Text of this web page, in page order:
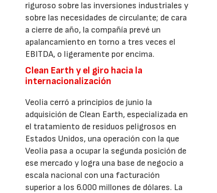
riguroso sobre las inversiones industriales y
sobre las necesidades de circulante; de cara
a cierre de año, la compañía prevé un
apalancamiento en torno a tres veces el
EBITDA, o ligeramente por encima.
Clean Earth y el giro hacia la
internacionalización
Veolia cerró a principios de junio la
adquisición de Clean Earth, especializada en
el tratamiento de residuos peligrosos en
Estados Unidos, una operación con la que
Veolia pasa a ocupar la segunda posición de
ese mercado y logra una base de negocio a
escala nacional con una facturación
superior a los 6.000 millones de dólares. La